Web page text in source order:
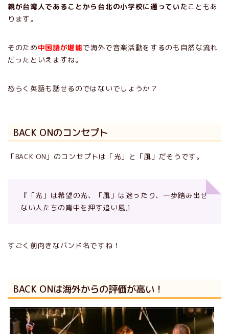
親が台湾人であることから台北の小学校に通っていたこともあ
ります。
そのため中国語が堪能で海外で音楽活動をするのも自然な流れ
だったといえますね。
恐らく英語も話せるのではないでしょうか？
BACK ONのコンセプト
「BACK ON」のコンセプトは「光」と「風」だそうです。
『「光」は希望の光、「風」は迷ったり、一歩踏み出せ
ない人たちの背中を押す追い風』
すごく前向きなバンド名ですね！
BACK ONは海外からの評価が高い！